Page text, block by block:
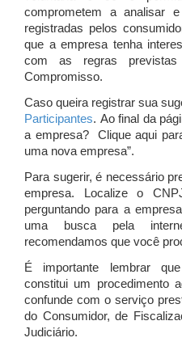
comprometem a analisar
registradas pelos
que a empresa tenha
com as regras
Compromisso.
Caso queira registrar sua
Participantes. Ao final da
a empresa? Clique aqui
uma nova empresa”.
Para sugerir, é necessário
empresa. Localize o
perguntando para a
uma busca pela
recomendamos que você
É importante lembrar
constitui um procedimento
confunde com o serviço
do Consumidor, de
Judiciário.